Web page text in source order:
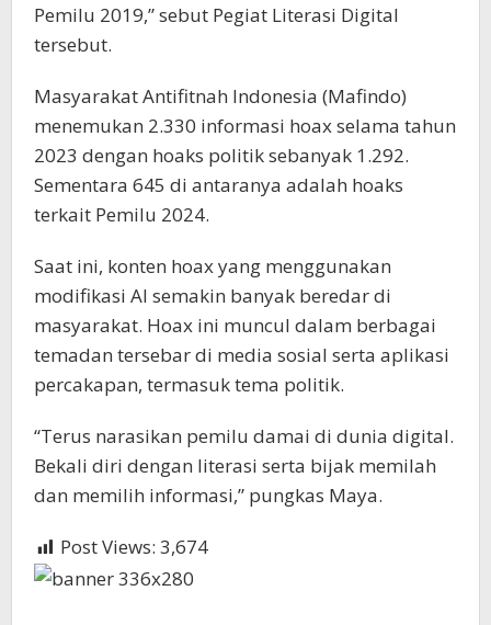
Pemilu 2019,” sebut Pegiat Literasi Digital
tersebut.
Masyarakat Antifitnah Indonesia (Mafindo)
menemukan 2.330 informasi hoax selama tahun
2023 dengan hoaks politik sebanyak 1.292.
Sementara 645 di antaranya adalah hoaks
terkait Pemilu 2024.
Saat ini, konten hoax yang menggunakan
modifikasi AI semakin banyak beredar di
masyarakat. Hoax ini muncul dalam berbagai
temadan tersebar di media sosial serta aplikasi
percakapan, termasuk tema politik.
“Terus narasikan pemilu damai di dunia digital.
Bekali diri dengan literasi serta bijak memilah
dan memilih informasi,” pungkas Maya.
Post Views: 3,674